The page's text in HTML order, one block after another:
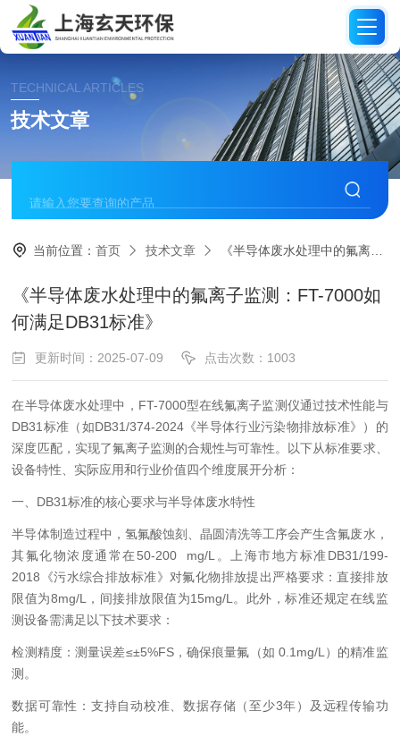
TECHNICAL ARTICLES
技术文章
当前位置：首页 技术文章 《半导体废水处理中的氟离子监测：FT-7000如何满足DB31标准》
《半导体废水处理中的氟离子监测：FT-7000如
何满足DB31标准》
更新时间：2025-07-09 点击次数：1003
在半导体废水处理中，FT-7000型在线氟离子监测仪通过技术性能与
DB31标准（如DB31/374-2024《半导体行业污染物排放标准》）的
深度匹配，实现了氟离子监测的合规性与可靠性。以下从标准要求、
设备特性、实际应用和行业价值四个维度展开分析：
一、DB31标准的核心要求与半导体废水特性
半导体制造过程中，氢氟酸蚀刻、晶圆清洗等工序会产生含氟废水，
其氟化物浓度通常在50-200 mg/L。上海市地方标准DB31/199-
2018《污水综合排放标准》对氟化物排放提出严格要求：直接排放
限值为8mg/L，间接排放限值为15mg/L。此外，标准还规定在线监
测设备需满足以下技术要求：
检测精度：测量误差≤±5%FS，确保痕量氟（如 0.1mg/L）的精准监
测。
数据可靠性：支持自动校准、数据存储（至少3年）及远程传输功
能。